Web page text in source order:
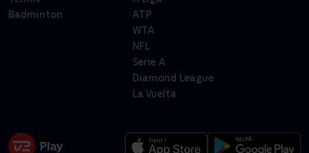
Badminton
ATP
WTA
NFL
Serie A
Diamond League
La Vuelta